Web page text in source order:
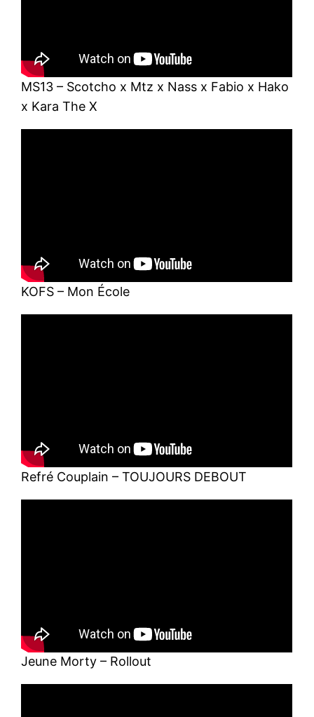
MS13 – Scotcho x Mtz x Nass x Fabio x Hako
x Kara The X
KOFS – Mon École
Refré Couplain – TOUJOURS DEBOUT
Jeune Morty – Rollout